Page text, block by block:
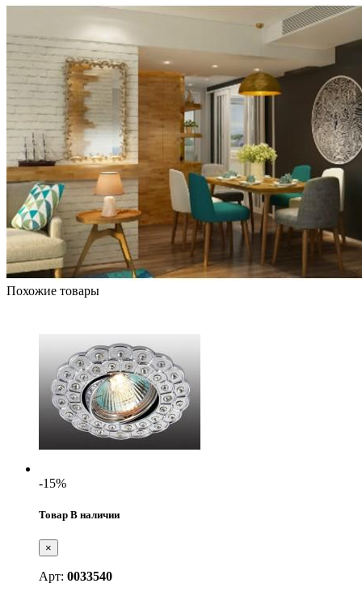
Похожие товары
-15%
Товар В наличии
×
Арт: 0033540